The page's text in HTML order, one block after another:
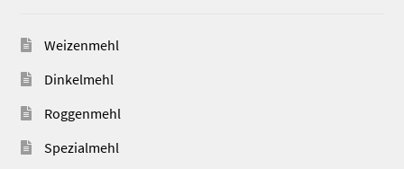
Weizenmehl
Dinkelmehl
Roggenmehl
Spezialmehl